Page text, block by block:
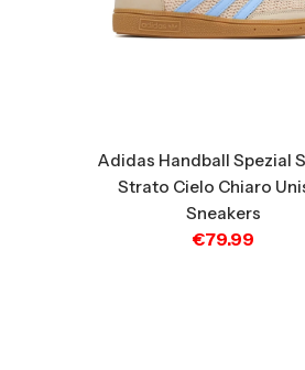
Adidas Handball Spezial
Strato Cielo Chiaro
Sneakers
€79.99